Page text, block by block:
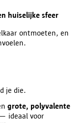
huiselijke sfeer
ontmoeten, en
je die.
grote, polyvalente
ideaal voor